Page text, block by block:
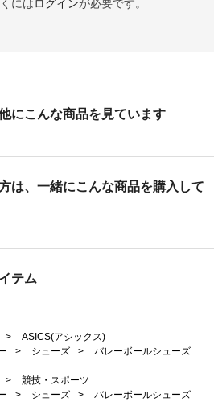
にはログインが必要です。
にこんな商品を見ています
は、一緒にこんな商品を購入して
テム
>
ASICS(アシックス)
> シューズ >
バレーボールシューズ
>
競技・スポーツ
> シューズ >
バレーボールシューズ